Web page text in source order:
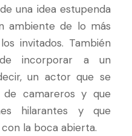
una idea estupenda
ambiente de lo más
invitados. También
incorporar a un
un actor que se
camareros y que
hilarantes y que
la boca abierta.